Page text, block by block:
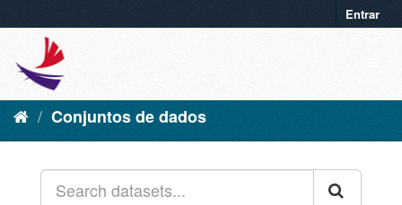
Entrar
Conjuntos de dados